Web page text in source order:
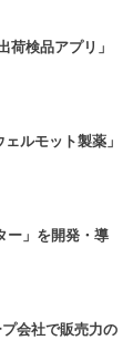
荷検品アプリ」
ルモット製薬」
ー」を開発・導
会社で販売力の